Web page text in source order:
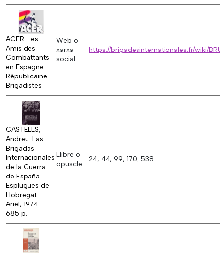
ACER. Les
Amis des
Combattants
en Espagne
Républicaine.
Brigadistes
Web o
xarxa
social
https://brigadesinternationales.fr/wiki/
CASTELLS,
Andreu. Las
Brigadas
Internacionales
de la Guerra
de España.
Esplugues de
Llobregat :
Ariel, 1974.
685 p.
Llibre o
opuscle
24, 44, 99, 170, 538